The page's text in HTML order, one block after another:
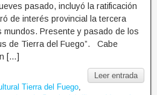
pasado, incluyó la ratificación
de interés provincial la tercera
mundos. Presente y pasado de los
de Tierra del Fuego”. Cabe
[…]
Leer entrada
Tierra del Fuego